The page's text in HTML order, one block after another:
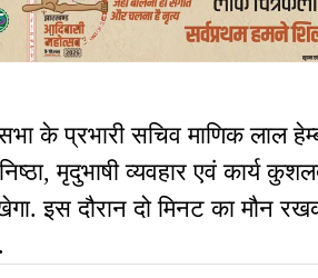
के प्रभारी सचिव माणिक लाल
मृदुभाषी व्यवहार एवं कार्य
इस दौरान दो मिनट का मौन